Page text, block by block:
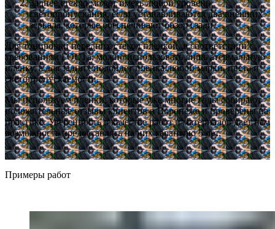
Заднее стекло может иметь любой уровень
светопропускания, если устанавливаются два внешних
зеркала, которые обеспечивают обзор сзади.
Для тонировки передних стекол пленкой, в соответствии с
требованиям ГОСТа, можно использовать лишь атермальную
пленку, а для задних подойдет пленка любой марки, цвета и
светопропускаемости.
Мы используем пленки, которые уже многие годы собирают
положительные отзывы клиентов в Воронеже и проверены на
практике. Уверенность в качестве работ и материалов дает нам
возможность предоставлять на них гарантию 5 лет.
Примеры работ